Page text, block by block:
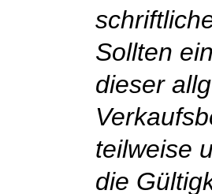
Sollten
dieser
teilweise
die